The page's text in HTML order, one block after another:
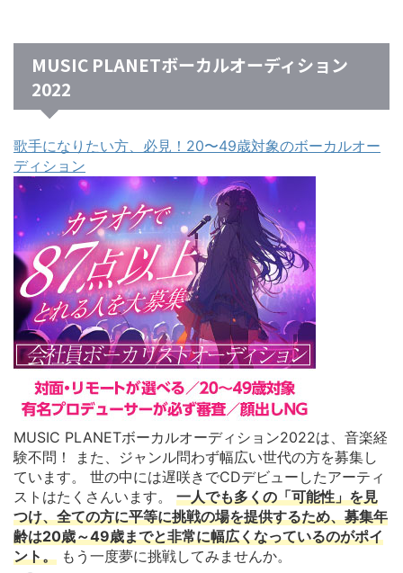
MUSIC PLANETボーカルオーディション
2022
歌手になりたい方、必見！20〜49歳対象のボーカルオー
ディション
MUSIC PLANETボーカルオーディション2022は、音楽経
験不問！ また、ジャンル問わず幅広い世代の方を募集し
ています。 世の中には遅咲きでCDデビューしたアーティ
ストはたくさんいます。 一人でも多くの「可能性」を見
つけ、全ての方に平等に挑戦の場を提供するため、募集年
齢は20歳～49歳までと非常に幅広くなっているのがポイ
ント。 もう一度夢に挑戦してみませんか。